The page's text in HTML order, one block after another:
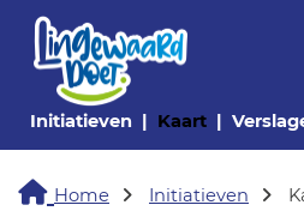
Initiatieven (huidige pagina)
Kaart(huidige
Home Initiatieven